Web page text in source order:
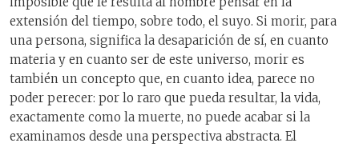
extensión del tiempo, sobre todo, el suyo. Si morir, para
una persona, significa la desaparición de sí, en cuanto
materia y en cuanto ser de este universo, morir es
también un concepto que, en cuanto idea, parece no
poder perecer: por lo raro que pueda resultar, la vida,
exactamente como la muerte, no puede acabar si la
examinamos desde una perspectiva abstracta. El